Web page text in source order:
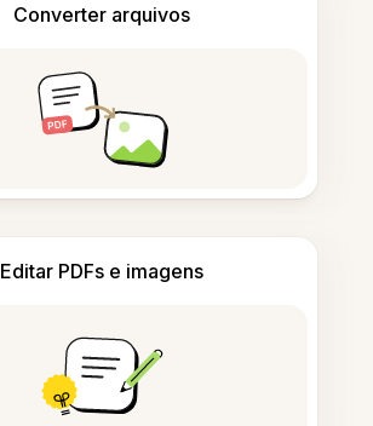
Converter arquivos
Editar PDFs e imagens